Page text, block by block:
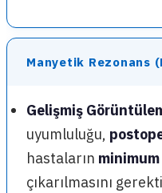
Manyetik Rezonans
Gelişmiş
uyumluluğu,
hastaların
çıkarılmasını